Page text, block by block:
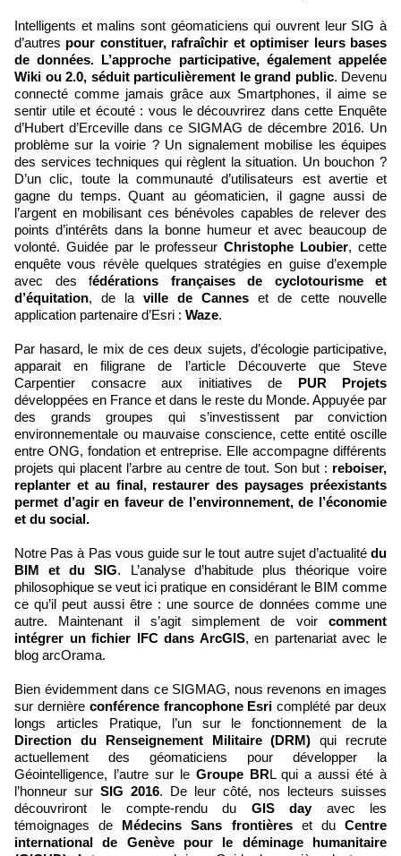
Intelligents et malins sont géomaticiens qui ouvrent leur SIG à
d’autres pour constituer, rafraîchir et optimiser leurs bases
de données. L’approche participative, également appelée
Wiki ou 2.0, séduit particulièrement le grand public. Devenu
connecté comme jamais grâce aux Smartphones, il aime se
sentir utile et écouté : vous le découvrirez dans cette Enquête
d’Hubert d’Erceville dans ce SIGMAG de décembre 2016. Un
problème sur la voirie ? Un signalement mobilise les équipes
des services techniques qui règlent la situation. Un bouchon ?
D’un clic, toute la communauté d’utilisateurs est avertie et
gagne du temps. Quant au géomaticien, il gagne aussi de
l’argent en mobilisant ces bénévoles capables de relever des
points d’intérêts dans la bonne humeur et avec beaucoup de
volonté. Guidée par le professeurChristophe Loubier, cette
enquête vous révèle quelques stratégies en guise d’exemple
avec des fédérations françaises de cyclotourisme et
d’équitation, de la ville de Cannes et de cette nouvelle
application partenaire d’Esri : Waze.
Par hasard, le mix de ces deux sujets, d’écologie participative,
apparait en filigrane de l’article Découverte que Steve
Carpentier consacre aux initiatives de PUR Projets
développées en France et dans le reste du Monde. Appuyée par
des grands groupes qui s’investissent par conviction
environnementale ou mauvaise conscience, cette entité oscille
entre ONG, fondation et entreprise. Elle accompagne différents
projets qui placent l’arbre au centre de tout. Son but : reboiser,
replanter et au final, restaurer des paysages préexistants
permet d’agir en faveur de l’environnement, de l’économie
et du social.
Notre Pas à Pas vous guide sur le tout autre sujet d’actualité du
BIM et du SIG. L’analyse d’habitude plus théorique voire
philosophique se veut ici pratique en considérant le BIM comme
ce qu’il peut aussi être : une source de données comme une
autre. Maintenant il s’agit simplement de voir comment
intégrer un fichier IFC dans ArcGIS, en partenariat avec le
blog arcOrama.
Bien évidemment dans ce SIGMAG, nous revenons en images
sur dernière conférence francophone Esri complété par deux
longs articles Pratique, l’un sur le fonctionnement de la
Direction du Renseignement Militaire (DRM)qui recrute
actuellement des géomaticiens pour développer la
Géointelligence, l’autre sur leGroupe BRL qui a aussi été à
l’honneur sur SIG 2016. De leur côté, nos lecteurs suisses
découvriront le compte-rendu du GIS dayavec les
témoignages de Médecins Sans frontièreset duCentre
international de Genève pour le déminage humanitaire